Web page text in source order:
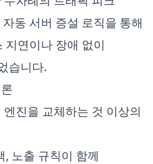
동 서버 증설 로직을 통해
지연이나 장애 없이
습니다.
진을 교체하는 것 이상의
, 노출 규칙이 함께